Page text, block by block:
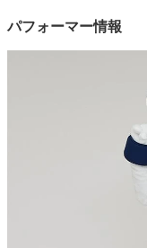
パフォーマー情報